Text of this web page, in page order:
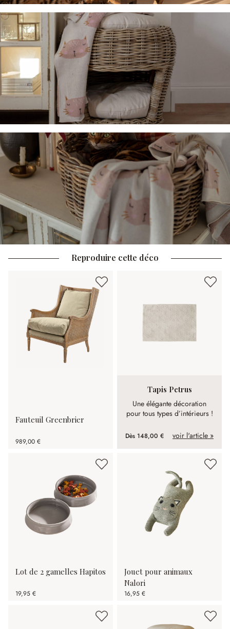
Reproduire cette déco
Fauteuil Greenbrier
989,00 €
Tapis Petrus
Une élégante décoration
pour tous types d’intérieurs !
Dès 148,00 € voir l'article »
Lot de 2 gamelles Hapitos
19,95 €
Jouet pour animaux
Nalori
16,95 €